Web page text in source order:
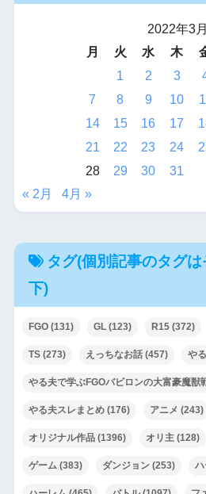
2022年3月
月
火 水 木
1
2 3
7
8 9 10
14
15 16 17
21
22 23 24
28
29 30
31
« 2月
4月 »
タグ(個別記事のタグ
下)
FGO(131) GL(123) R15(372)
TS(273) えっちなお話(457) や
やる夫で学ぶFGOバビロンの大富豪魔獣
やる夫スレまとめ(176) アニメ (243)
オリジナル作品(1396) オリ主(128)
ゲーム (383) ダンジョン(253)